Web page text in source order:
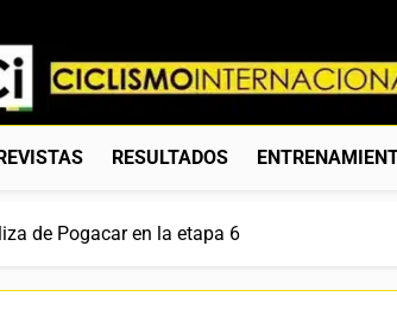
Dedicada Al Ciclismo Mundial. Entrevistas,
RESULTADOS
de Pogacar en la etapa 6